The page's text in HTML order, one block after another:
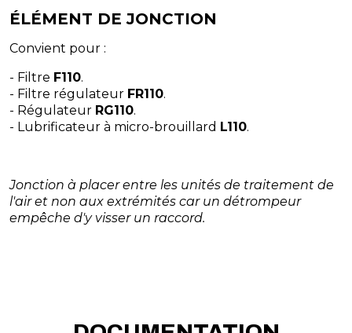
ÉLÉMENT DE JONCTION
Convient pour :
- Filtre F110.
- Filtre régulateur FR110.
- Régulateur RG110.
- Lubrificateur à micro-brouillard L110.
Jonction à placer entre les unités de traitement de
l'air et non aux extrémités car un détrompeur
empêche d'y visser un raccord.